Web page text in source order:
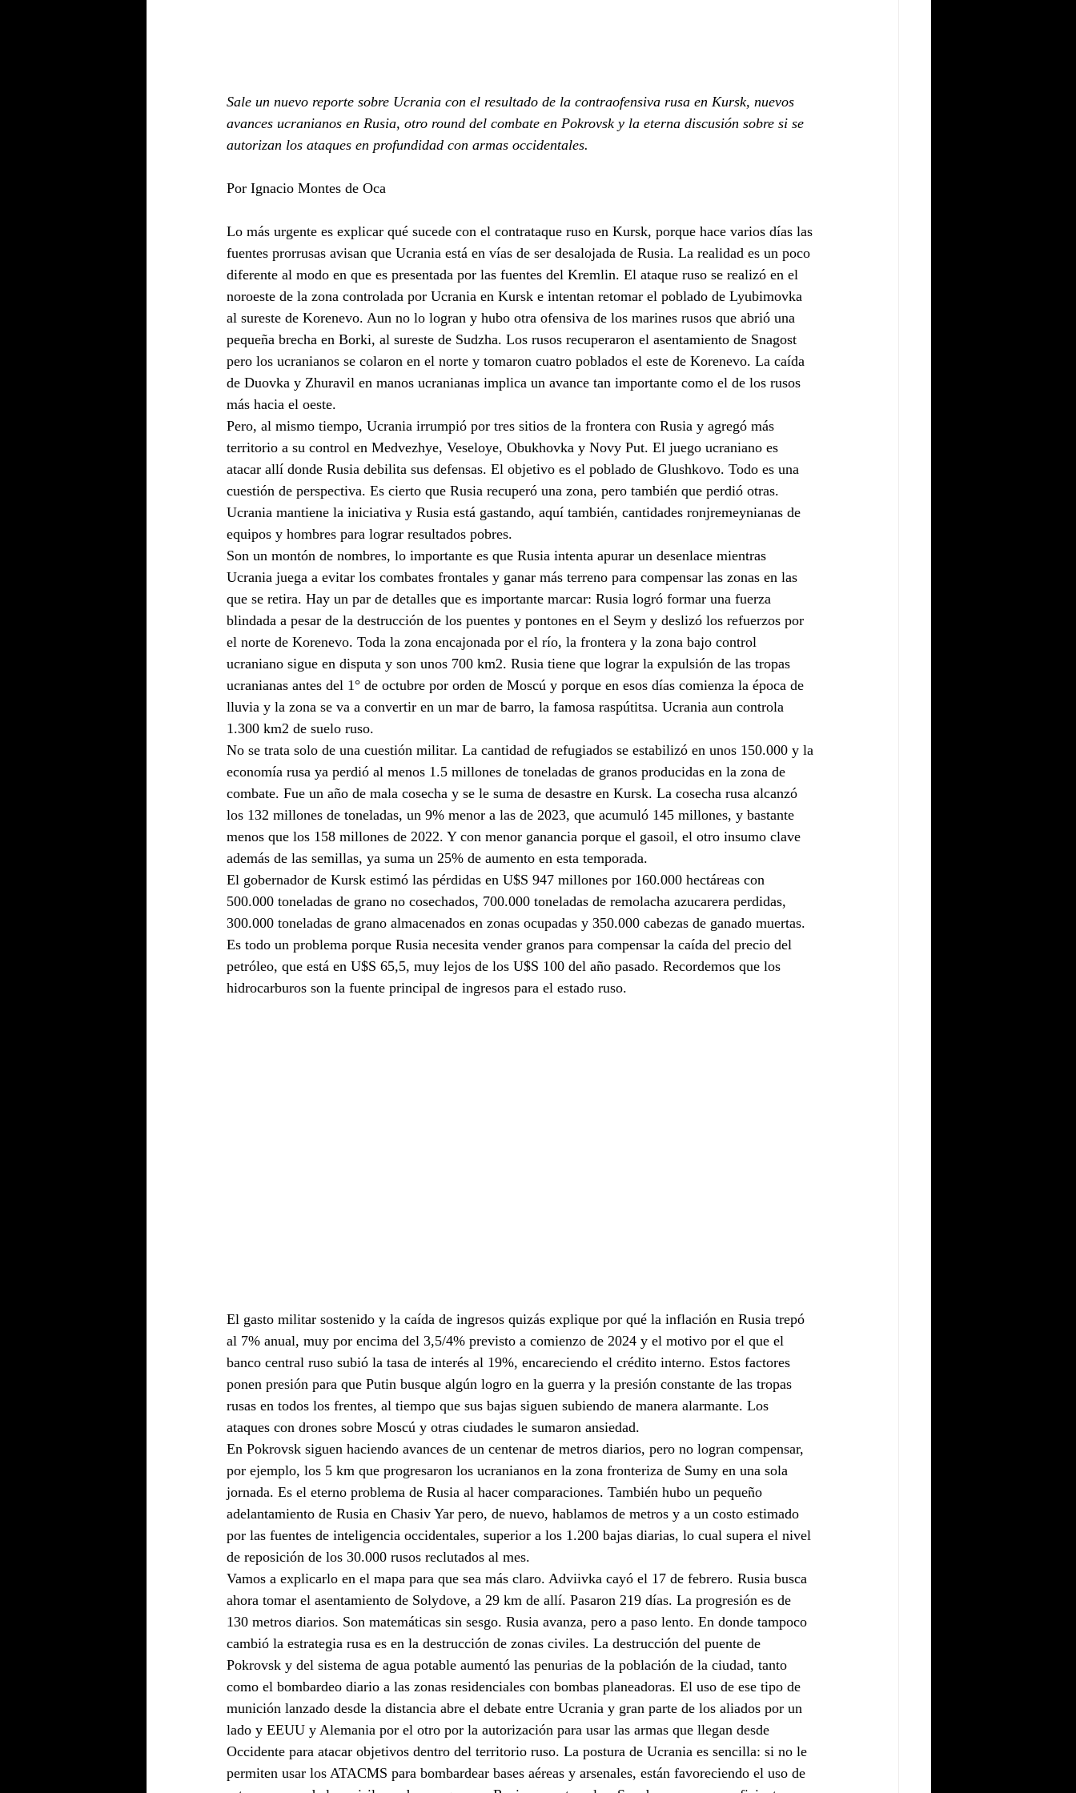
Sale un nuevo reporte sobre Ucrania con el resultado de la contraofensiva rusa en Kursk, nuevos
avances ucranianos en Rusia, otro round del combate en Pokrovsk y la eterna discusión sobre si se
autorizan los ataques en profundidad con armas occidentales.
Por Ignacio Montes de Oca
Lo más urgente es explicar qué sucede con el contrataque ruso en Kursk, porque hace varios días las
fuentes prorrusas avisan que Ucrania está en vías de ser desalojada de Rusia. La realidad es un poco
diferente al modo en que es presentada por las fuentes del Kremlin. El ataque ruso se realizó en el
noroeste de la zona controlada por Ucrania en Kursk e intentan retomar el poblado de Lyubimovka
al sureste de Korenevo. Aun no lo logran y hubo otra ofensiva de los marines rusos que abrió una
pequeña brecha en Borki, al sureste de Sudzha. Los rusos recuperaron el asentamiento de Snagost
pero los ucranianos se colaron en el norte y tomaron cuatro poblados el este de Korenevo. La caída
de Duovka y Zhuravil en manos ucranianas implica un avance tan importante como el de los rusos
más hacia el oeste.
Pero, al mismo tiempo, Ucrania irrumpió por tres sitios de la frontera con Rusia y agregó más
territorio a su control en Medvezhye, Veseloye, Obukhovka y Novy Put. El juego ucraniano es
atacar allí donde Rusia debilita sus defensas. El objetivo es el poblado de Glushkovo. Todo es una
cuestión de perspectiva. Es cierto que Rusia recuperó una zona, pero también que perdió otras.
Ucrania mantiene la iniciativa y Rusia está gastando, aquí también, cantidades ronjremeynianas de
equipos y hombres para lograr resultados pobres.
Son un montón de nombres, lo importante es que Rusia intenta apurar un desenlace mientras
Ucrania juega a evitar los combates frontales y ganar más terreno para compensar las zonas en las
que se retira. Hay un par de detalles que es importante marcar: Rusia logró formar una fuerza
blindada a pesar de la destrucción de los puentes y pontones en el Seym y deslizó los refuerzos por
el norte de Korenevo. Toda la zona encajonada por el río, la frontera y la zona bajo control
ucraniano sigue en disputa y son unos 700 km2. Rusia tiene que lograr la expulsión de las tropas
ucranianas antes del 1° de octubre por orden de Moscú y porque en esos días comienza la época de
lluvia y la zona se va a convertir en un mar de barro, la famosa raspútitsa. Ucrania aun controla
1.300 km2 de suelo ruso.
No se trata solo de una cuestión militar. La cantidad de refugiados se estabilizó en unos 150.000 y la
economía rusa ya perdió al menos 1.5 millones de toneladas de granos producidas en la zona de
combate. Fue un año de mala cosecha y se le suma de desastre en Kursk. La cosecha rusa alcanzó
los 132 millones de toneladas, un 9% menor a las de 2023, que acumuló 145 millones, y bastante
menos que los 158 millones de 2022. Y con menor ganancia porque el gasoil, el otro insumo clave
además de las semillas, ya suma un 25% de aumento en esta temporada.
El gobernador de Kursk estimó las pérdidas en U$S 947 millones por 160.000 hectáreas con
500.000 toneladas de grano no cosechados, 700.000 toneladas de remolacha azucarera perdidas,
300.000 toneladas de grano almacenados en zonas ocupadas y 350.000 cabezas de ganado muertas.
Es todo un problema porque Rusia necesita vender granos para compensar la caída del precio del
petróleo, que está en U$S 65,5, muy lejos de los U$S 100 del año pasado. Recordemos que los
hidrocarburos son la fuente principal de ingresos para el estado ruso.
El gasto militar sostenido y la caída de ingresos quizás explique por qué la inflación en Rusia trepó
al 7% anual, muy por encima del 3,5/4% previsto a comienzo de 2024 y el motivo por el que el
banco central ruso subió la tasa de interés al 19%, encareciendo el crédito interno. Estos factores
ponen presión para que Putin busque algún logro en la guerra y la presión constante de las tropas
rusas en todos los frentes, al tiempo que sus bajas siguen subiendo de manera alarmante. Los
ataques con drones sobre Moscú y otras ciudades le sumaron ansiedad.
En Pokrovsk siguen haciendo avances de un centenar de metros diarios, pero no logran compensar,
por ejemplo, los 5 km que progresaron los ucranianos en la zona fronteriza de Sumy en una sola
jornada. Es el eterno problema de Rusia al hacer comparaciones. También hubo un pequeño
adelantamiento de Rusia en Chasiv Yar pero, de nuevo, hablamos de metros y a un costo estimado
por las fuentes de inteligencia occidentales, superior a los 1.200 bajas diarias, lo cual supera el nivel
de reposición de los 30.000 rusos reclutados al mes.
Vamos a explicarlo en el mapa para que sea más claro. Adviivka cayó el 17 de febrero. Rusia busca
ahora tomar el asentamiento de Solydove, a 29 km de allí. Pasaron 219 días. La progresión es de
130 metros diarios. Son matemáticas sin sesgo. Rusia avanza, pero a paso lento. En donde tampoco
cambió la estrategia rusa es en la destrucción de zonas civiles. La destrucción del puente de
Pokrovsk y del sistema de agua potable aumentó las penurias de la población de la ciudad, tanto
como el bombardeo diario a las zonas residenciales con bombas planeadoras. El uso de ese tipo de
munición lanzado desde la distancia abre el debate entre Ucrania y gran parte de los aliados por un
lado y EEUU y Alemania por el otro por la autorización para usar las armas que llegan desde
Occidente para atacar objetivos dentro del territorio ruso. La postura de Ucrania es sencilla: si no le
permiten usar los ATACMS para bombardear bases aéreas y arsenales, están favoreciendo el uso de